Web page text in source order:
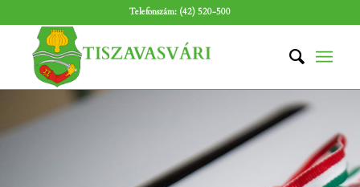
Telefonszám: (42) 520-500